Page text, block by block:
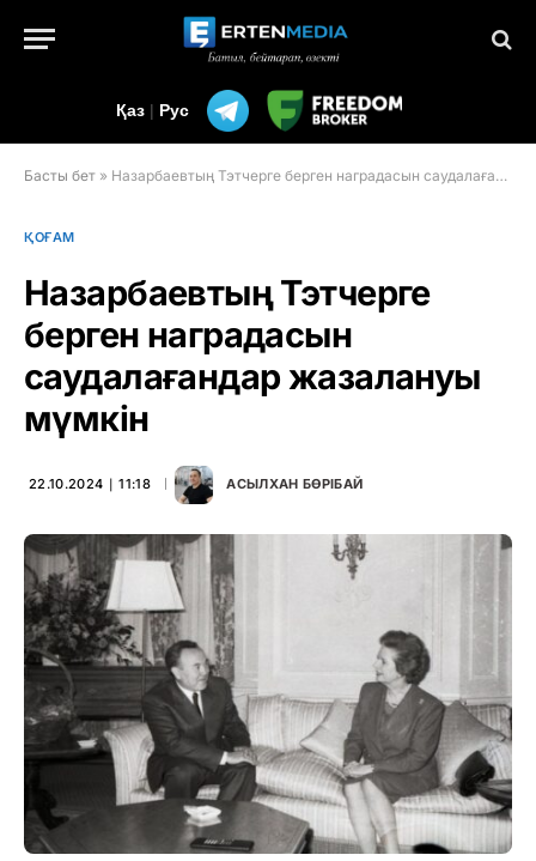
Қаз | Рус
Басты бет » Назарбаевтың Тэтчерге берген наградасын саудалағандар жазалануы мүмкін
ҚОҒАМ
Назарбаевтың Тэтчерге
берген наградасын
саудалағандар жазалануы
мүмкін
22.10.2024 ∣ 11:18 АСЫЛХАН БӨРІБАЙ